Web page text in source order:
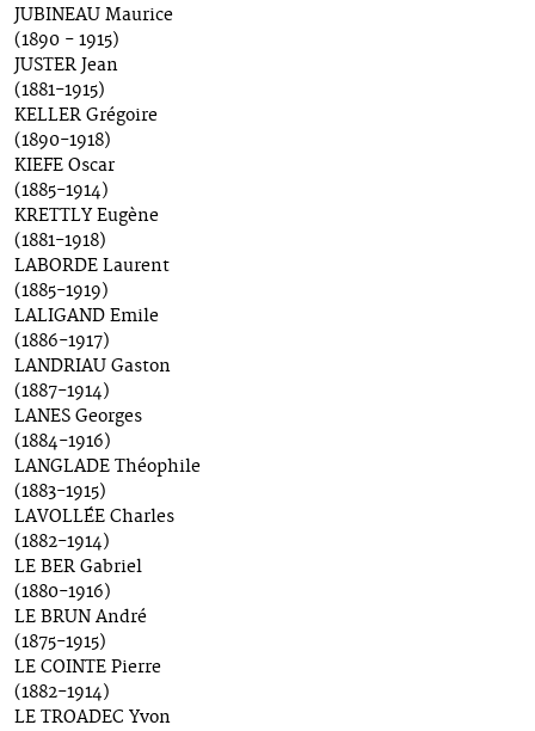
JUBINEAU Maurice
(1890 - 1915)
JUSTER Jean
(1881-1915)
KELLER Grégoire
(1890-1918)
KIEFE Oscar
(1885-1914)
KRETTLY Eugène
(1881-1918)
LABORDE Laurent
(1885-1919)
LALIGAND Emile
(1886-1917)
LANDRIAU Gaston
(1887-1914)
LANES Georges
(1884-1916)
LANGLADE Théophile
(1883-1915)
LAVOLLÉE Charles
(1882-1914)
LE BER Gabriel
(1880-1916)
LE BRUN André
(1875-1915)
LE COINTE Pierre
(1882-1914)
LE TROADEC Yvon